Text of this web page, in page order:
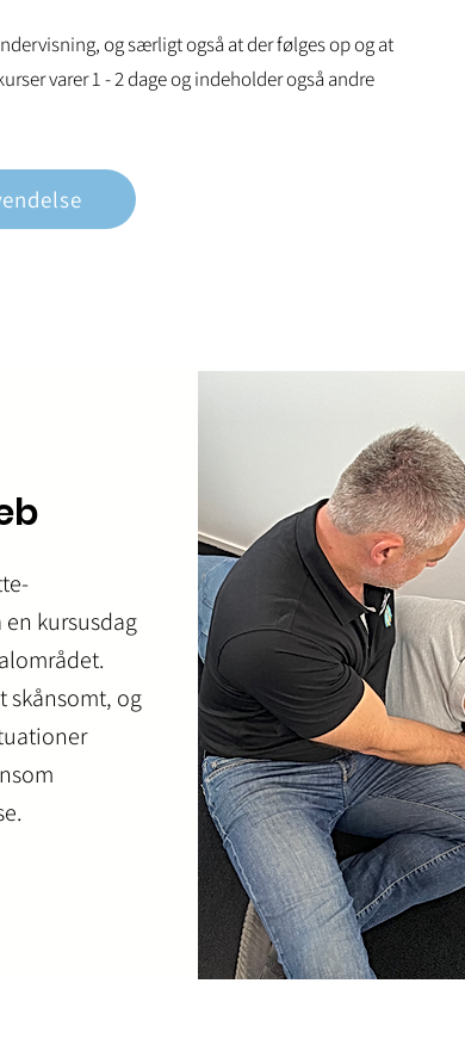
og særligt også at der følges op og at
varer 1 - 2 dage og indeholder også andre
kursusdag
skånsomt, og